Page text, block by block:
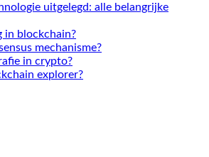
uitgelegd: alle belangrijke
in blockchain?
mechanisme?
in crypto?
explorer?